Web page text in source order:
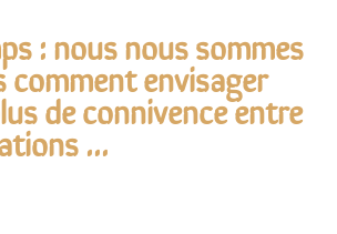
: nous nous sommes
comment envisager
de connivence entre
...